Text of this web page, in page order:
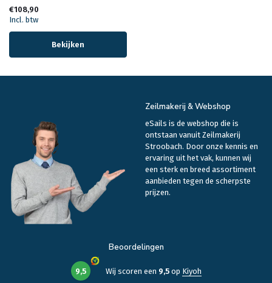
€108,90
Incl. btw
Bekijken
Zeilmakerij & Webshop
eSails is de webshop die is
ontstaan vanuit Zeilmakerij
Stroobach. Door onze kennis en
ervaring uit het vak, kunnen wij
een sterk en breed assortiment
aanbieden tegen de scherpste
prijzen.
Beoordelingen
9,5 Wij scoren een 9,5op Kiyoh